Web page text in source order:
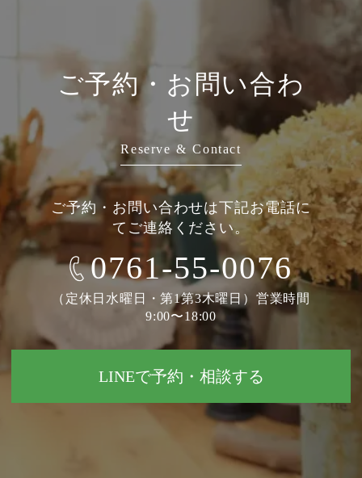
ご予約・お問い合わ
せ
Reserve & Contact
ご予約・お問い合わせは下記お電話に
てご連絡ください。
0761-55-0076
（定休日水曜日・第1第3木曜日）営業時間
9:00〜18:00
LINEで予約・相談する